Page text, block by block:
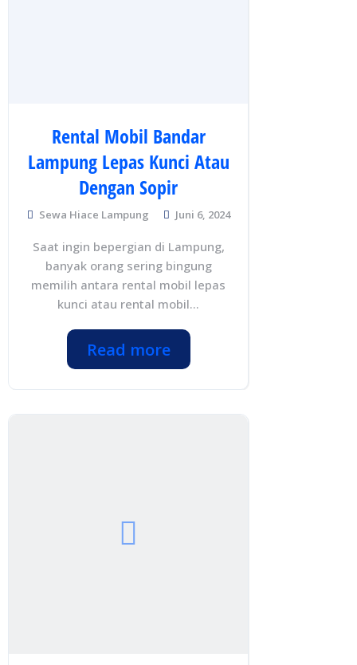
Rental Mobil Bandar
Lampung Lepas Kunci Atau
Dengan Sopir
Sewa Hiace Lampung Juni 6, 2024
Saat ingin bepergian di Lampung,
banyak orang sering bingung
memilih antara rental mobil lepas
kunci atau rental mobil...
Read more